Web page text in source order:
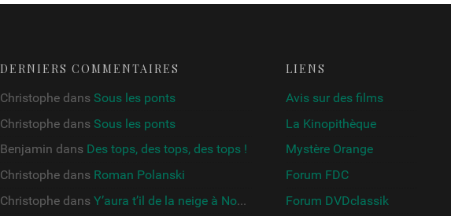
DERNIERS COMMENTAIRES
Christophe dans Sous les ponts
Christophe dans Sous les ponts
Benjamin dans Des tops, des tops, des tops !
Christophe dans Roman Polanski
Christophe dans Y’aura t’il de la neige à Noël ?
LIENS
Avis sur des films
La Kinopithèque
Mystère Orange
Forum FDC
Forum DVDclassik